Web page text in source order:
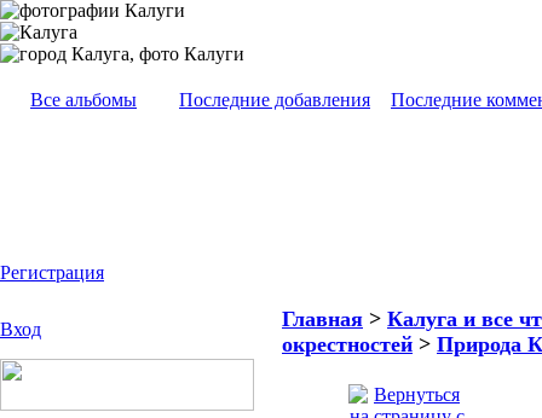
Все альбомы Последние добавления Последние
Регистрация
Вход Главная > Калуга и все
окрестностей > Природа